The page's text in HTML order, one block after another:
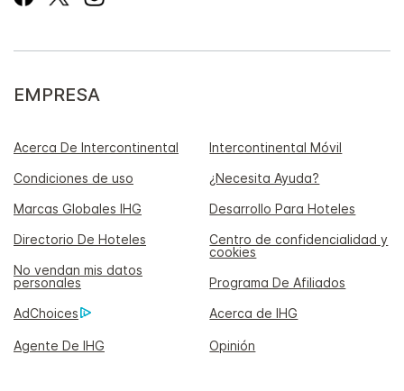
EMPRESA
Acerca De Intercontinental
Intercontinental Móvil
Condiciones de uso
¿Necesita Ayuda?
Marcas Globales IHG
Desarrollo Para Hoteles
Directorio De Hoteles
Centro de confidencialidad y
cookies
No vendan mis datos
personales
Programa De Afiliados
AdChoices
Acerca de IHG
Agente De IHG Opinión